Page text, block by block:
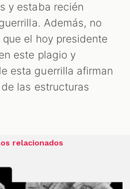
y estaba recién
Además, no
el hoy presidente
este plagio y
esta guerrilla afirman
las estructuras
relacionados